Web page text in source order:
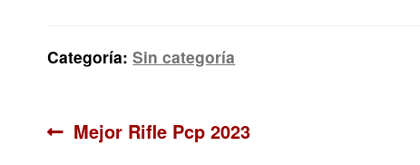
Categoría:Sin categoría
Navegación
Anterior:
Mejor Rifle Pcp 2023